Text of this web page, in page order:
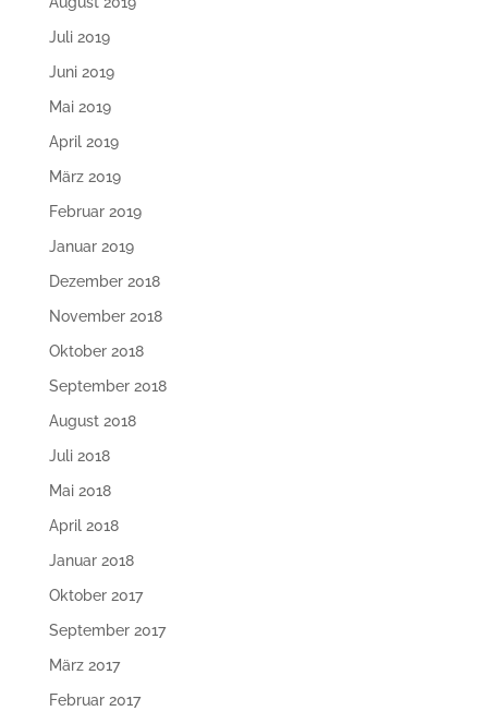
Juli 2019
Juni 2019
Mai 2019
April 2019
März 2019
Februar 2019
Januar 2019
Dezember 2018
November 2018
Oktober 2018
September 2018
August 2018
Juli 2018
Mai 2018
April 2018
Januar 2018
Oktober 2017
September 2017
März 2017
Februar 2017